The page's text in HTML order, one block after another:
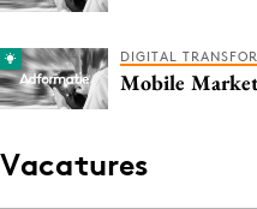
DIGITAL
Mobile
Vacatures